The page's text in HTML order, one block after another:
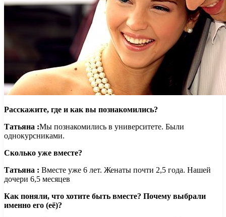
Расскажите, где и как вы познакомились?
Татьяна :Мы познакомились в университете. Были
однокурсниками.
Сколько уже вместе?
Татьяна : Вместе уже 6 лет. Женаты почти 2,5 года. Нашей
дочери 6,5 месяцев
Как поняли, что хотите быть вместе? Почему выбрали
именно его (её)?